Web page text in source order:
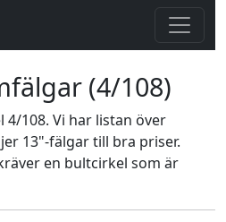
(4/108)
108. Vi har listan över
13"-fälgar till bra priser.
en bultcirkel som är